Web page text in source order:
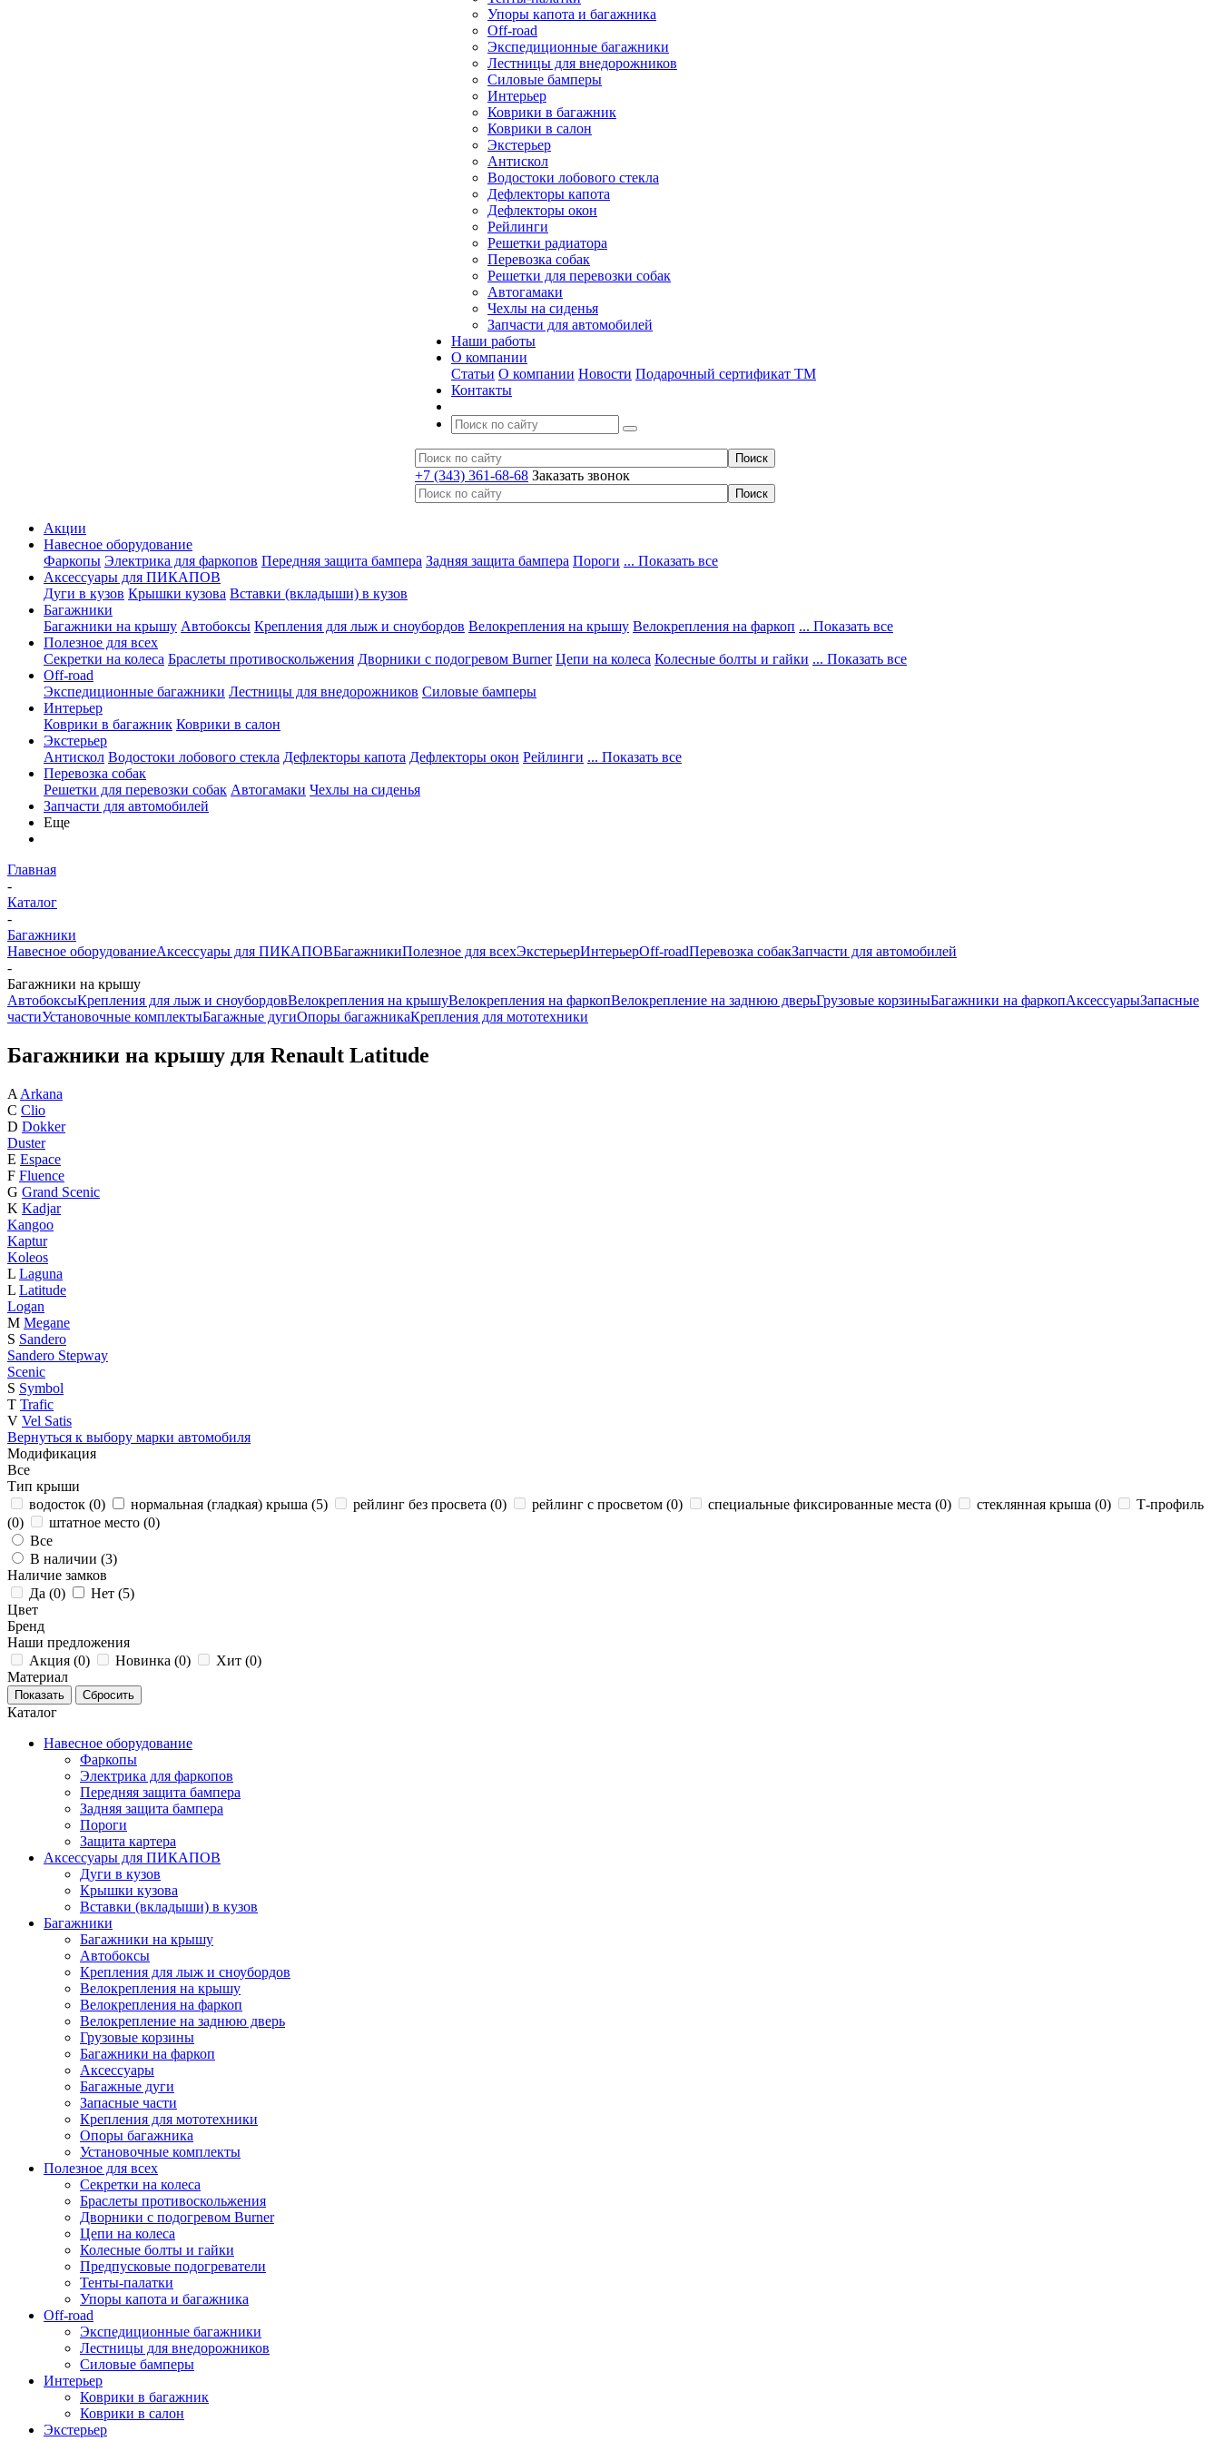
Упоры капота и багажника
Off-road
Экспедиционные багажники
Лестницы для внедорожников
Силовые бамперы
Интерьер
Коврики в багажник
Коврики в салон
Экстерьер
Антискол
Водостоки лобового стекла
Дефлекторы капота
Дефлекторы окон
Рейлинги
Решетки радиатора
Перевозка собак
Решетки для перевозки собак
Автогамаки
Чехлы на сиденья
Запчасти для автомобилей
Наши работы
О компании
Статьи О компании Новости Подарочный сертификат ТМ
Контакты
+7 (343) 361-68-68 Заказать звонок
Акции
Навесное оборудование
Фаркопы Электрика для фаркопов Передняя защита бампера Задняя защита бампера Пороги ... Показать все
Аксессуары для ПИКАПОВ
Дуги в кузов Крышки кузова Вставки (вкладыши) в кузов
Багажники
Багажники на крышу Автобоксы Крепления для лыж и сноубордов Велокрепления на крышу Велокрепления на фаркоп ... Показать все
Полезное для всех
Секретки на колеса Браслеты противоскольжения Дворники с подогревом Burner Цепи на колеса Колесные болты и гайки ... Показать все
Off-road
Экспедиционные багажники Лестницы для внедорожников Силовые бамперы
Интерьер
Коврики в багажник Коврики в салон
Экстерьер
Антискол Водостоки лобового стекла Дефлекторы капота Дефлекторы окон Рейлинги ... Показать все
Перевозка собак
Решетки для перевозки собак Автогамаки Чехлы на сиденья
Запчасти для автомобилей
Еще
Главная
-
Каталог
-
Багажники
Навесное оборудованиеАксессуары для ПИКАПОВБагажникиПолезное для всехЭкстерьерИнтерьерOff-roadПеревозка собакЗапчасти для автомобилей
-
Багажники на крышу
АвтобоксыКрепления для лыж и сноубордовВелокрепления на крышуВелокрепления на фаркопВелокрепление на заднюю дверьГрузовые корзиныБагажники на фаркопАксессуарыЗапасные
частиУстановочные комплектыБагажные дугиОпоры багажникаКрепления для мототехники
Багажники на крышу для Renault Latitude
A Arkana
C Clio
D Dokker
Duster
E Espace
F Fluence
G Grand Scenic
K Kadjar
Kangoo
Kaptur
Koleos
L Laguna
L Latitude
Logan
M Megane
S Sandero
Sandero Stepway
Scenic
S Symbol
T Trafic
V Vel Satis
Вернуться к выбору марки автомобиля
Модификация
Все
Тип крыши
водосток (0) нормальная (гладкая) крыша (5) рейлинг без просвета (0) рейлинг с просветом (0) специальные фиксированные места (0) стеклянная крыша (0)
Т-профиль
(0) штатное место (0)
Все
В наличии (3)
Наличие замков
Да (0) Нет (5)
Цвет
Бренд
Наши предложения
Акция (0) Новинка (0) Хит (0)
Материал
Каталог
Навесное оборудование
Фаркопы
Электрика для фаркопов
Передняя защита бампера
Задняя защита бампера
Пороги
Защита картера
Аксессуары для ПИКАПОВ
Дуги в кузов
Крышки кузова
Вставки (вкладыши) в кузов
Багажники
Багажники на крышу
Автобоксы
Крепления для лыж и сноубордов
Велокрепления на крышу
Велокрепления на фаркоп
Велокрепление на заднюю дверь
Грузовые корзины
Багажники на фаркоп
Аксессуары
Багажные дуги
Запасные части
Крепления для мототехники
Опоры багажника
Установочные комплекты
Полезное для всех
Секретки на колеса
Браслеты противоскольжения
Дворники с подогревом Burner
Цепи на колеса
Колесные болты и гайки
Предпусковые подогреватели
Тенты-палатки
Упоры капота и багажника
Off-road
Экспедиционные багажники
Лестницы для внедорожников
Силовые бамперы
Интерьер
Коврики в багажник
Коврики в салон
Экстерьер